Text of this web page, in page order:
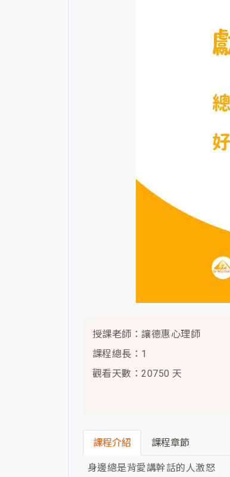
授課老師：讓德惠心理師
課程總長：1
觀看天數：20750 天
課程介紹 課程章節
身邊總是背愛講幹話的人激怒